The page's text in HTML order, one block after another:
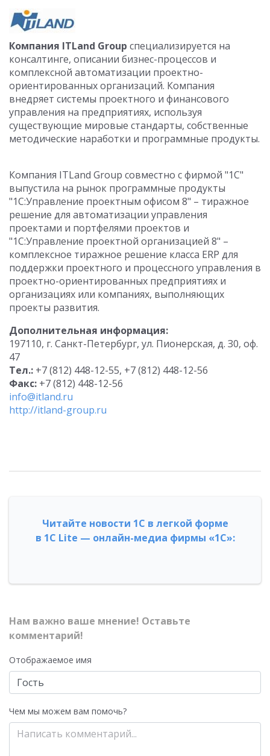
Компания ITLand Group специализируется на
консалтинге, описании бизнес-процессов и
комплексной автоматизации проектно-
ориентированных организаций. Компания
внедряет системы проектного и финансового
управления на предприятиях, используя
существующие мировые стандарты, собственные
методические наработки и программные продукты.
Компания ITLand Group совместно с фирмой "1С"
выпустила на рынок программные продукты
"1С:Управление проектным офисом 8" – тиражное
решение для автоматизации управления
проектами и портфелями проектов и
"1С:Управление проектной организацией 8" –
комплексное тиражное решение класса ERP для
поддержки проектного и процессного управления в
проектно-ориентированных предприятиях и
организациях или компаниях, выполняющих
проекты развития.
Дополнительная информация:
197110, г. Санкт-Петербург, ул. Пионерская, д. З0, оф.
47
Тел.: +7 (812) 448-12-55, +7 (812) 448-12-56
Факс: +7 (812) 448-12-56
info@itland.ru
http://itland-group.ru
Читайте новости 1С в легкой форме
в 1С Lite — онлайн-медиа фирмы «1С»:
Нам важно ваше мнение! Оставьте
комментарий!
Отображаемое имя
Чем мы можем вам помочь?